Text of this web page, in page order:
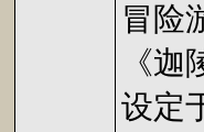
冒险
《
设定